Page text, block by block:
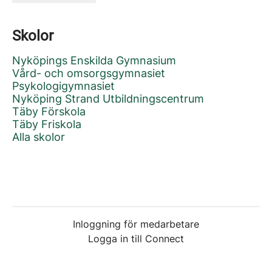
Skolor
Nyköpings Enskilda Gymnasium
Vård- och omsorgsgymnasiet
Psykologigymnasiet
Nyköping Strand Utbildningscentrum
Täby Förskola
Täby Friskola
Alla skolor
Inloggning för medarbetare
Logga in till Connect